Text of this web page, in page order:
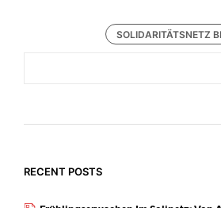
SOLIDARITÄTSNETZ
RECENT POSTS